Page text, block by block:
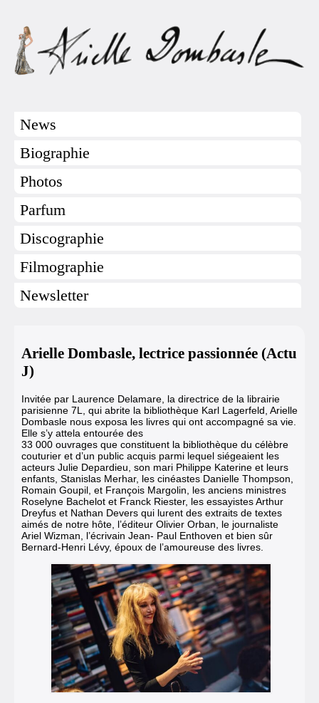
News
Biographie
Photos
Parfum
Discographie
Filmographie
Newsletter
Arielle Dombasle, lectrice passionnée (Actu
J)
Invitée par Laurence Delamare, la directrice de la librairie
parisienne 7L, qui abrite la bibliothèque Karl Lagerfeld, Arielle
Dombasle nous exposa les livres qui ont accompagné sa vie.
Elle s’y attela entourée des
33 000 ouvrages que constituent la bibliothèque du célèbre
couturier et d’un public acquis parmi lequel siégeaient les
acteurs Julie Depardieu, son mari Philippe Katerine et leurs
enfants, Stanislas Merhar, les cinéastes Danielle Thompson,
Romain Goupil, et François Margolin, les anciens ministres
Roselyne Bachelot et Franck Riester, les essayistes Arthur
Dreyfus et Nathan Devers qui lurent des extraits de textes
aimés de notre hôte, l’éditeur Olivier Orban, le journaliste
Ariel Wizman, l’écrivain Jean- Paul Enthoven et bien sûr
Bernard-Henri Lévy, époux de l’amoureuse des livres.